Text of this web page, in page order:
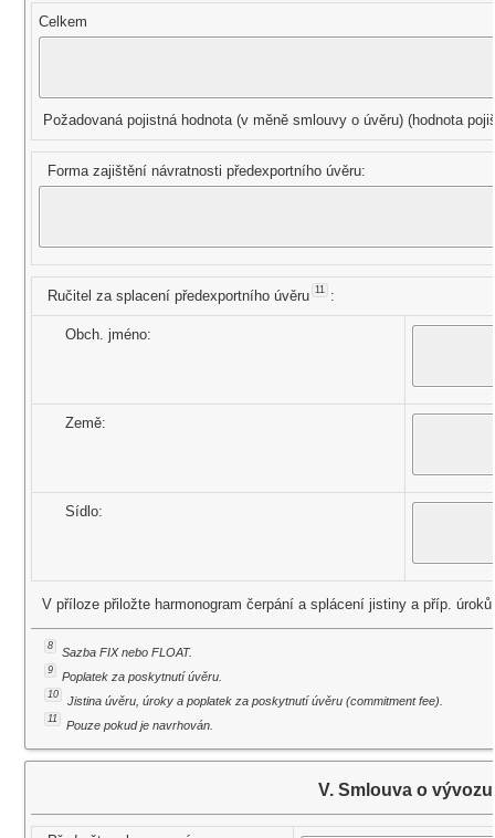
Celkem
Požadovaná pojistná hodnota (v měně smlouvy o úvěru) (hodnota
Forma zajištění návratnosti předexportního úvěru:
Ručitel za splacení předexportního úvěru 11 :
Obch. jméno:
Země:
Sídlo:
V příloze přiložte harmonogram čerpání a splácení jistiny a příp.
8 Sazba FIX nebo FLOAT.
9 Poplatek za poskytnutí úvěru.
10 Jistina úvěru, úroky a poplatek za poskytnutí úvěru (commitment fee).
11 Pouze pokud je navrhován.
V. Smlouva o vývozu